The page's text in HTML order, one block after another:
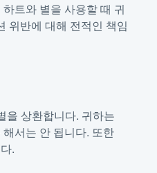
트와 별을 사용할 때 귀
위반에 대해 전적인 책임
상환합니다. 귀하는
서는 안 됩니다. 또한
.